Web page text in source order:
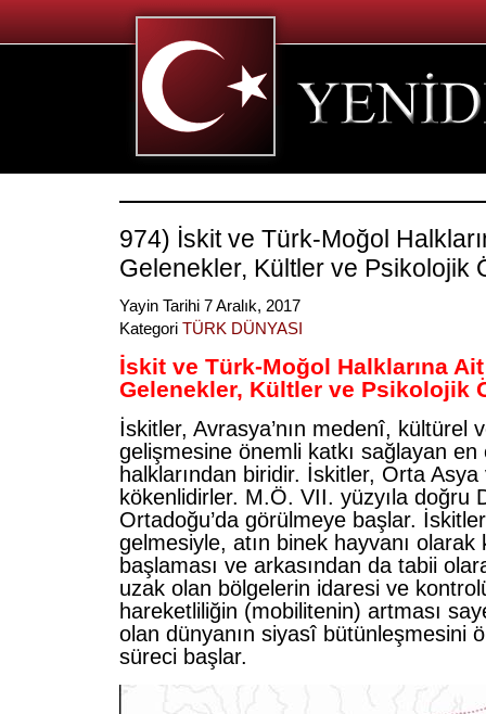
974) İskit ve Türk-Moğol
Gelenekler, Kültler ve Psikolojik
Yayin Tarihi 7 Aralık, 2017
Kategori TÜRK DÜNYASI
İskit ve Türk-Moğol Halklarına Ait
Gelenekler, Kültler ve Psikolojik
İskitler, Avrasya’nın medenî, kültürel
gelişmesine önemli katkı sağlayan en
halklarından biridir. İskitler, Orta
kökenlidirler. M.Ö. VII. yüzyıla doğru
Ortadoğu’da görülmeye başlar.
gelmesiyle, atın binek hayvanı olarak
başlaması ve arkasından da tabii
uzak olan bölgelerin idaresi ve
hareketliliğin (mobilitenin) artması
olan dünyanın siyasî bütünleşmesini
süreci başlar.